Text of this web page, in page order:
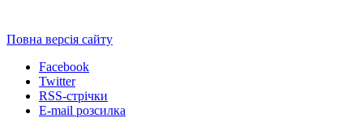
Повна версія сайту
Facebook
Twitter
RSS-стрічки
E-mail розсилка